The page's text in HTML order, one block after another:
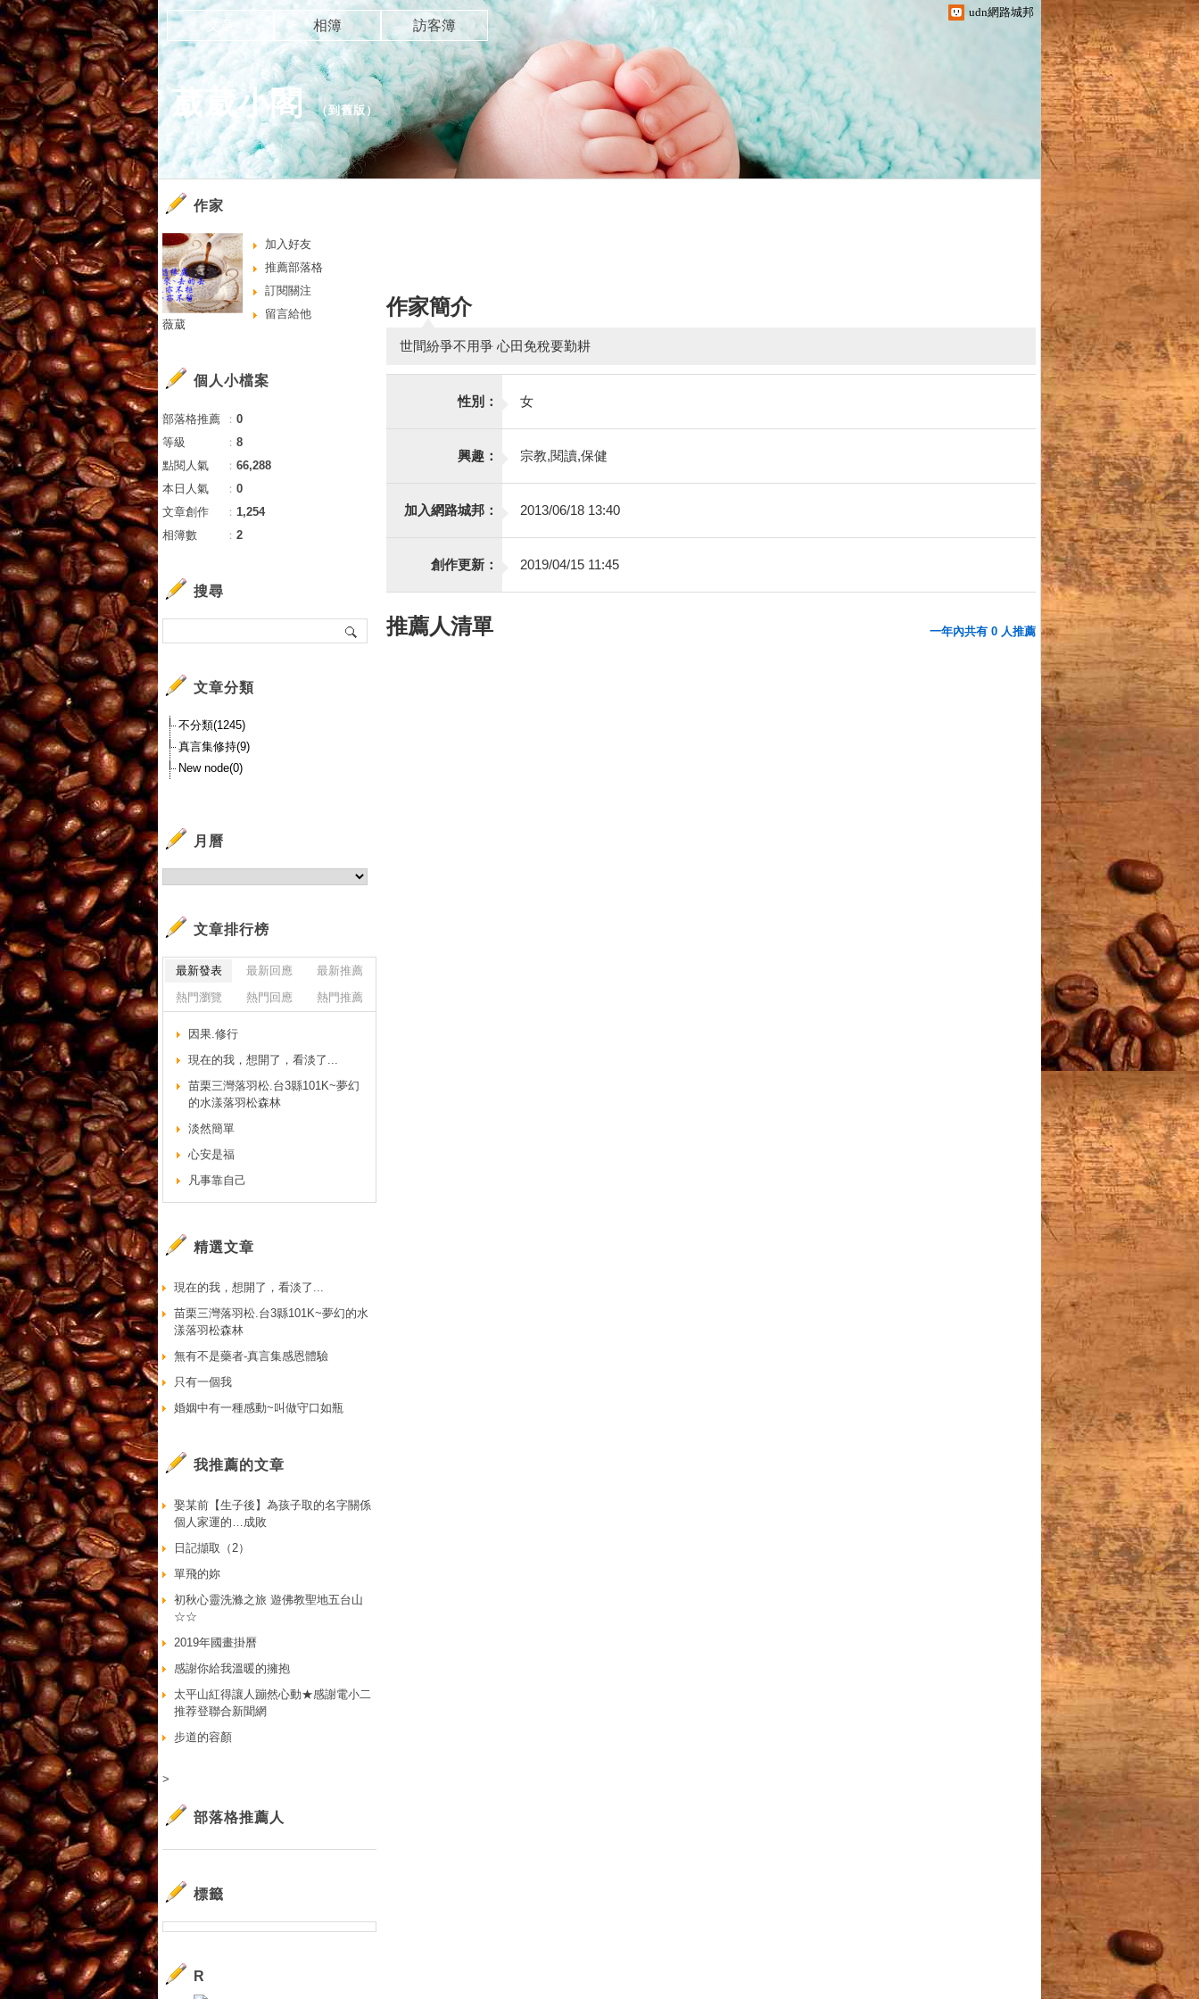
udn網路城邦
葳葳小閣（到舊版）
文章 相簿 訪客簿
作家簡介
世間紛爭不用爭 心田免稅要勤耕
性別： 女
興趣： 宗教,閱讀,保健
加入網路城邦： 2013/06/18 13:40
創作更新： 2019/04/15 11:45
推薦人清單 一年內共有 0 人推薦
作家
加入好友
推薦部落格
訂閱關注
留言給他
薇葳
個人小檔案
部落格推薦 ： 0
等級
： 8
點閱人氣
： 66,288
本日人氣
： 0
文章創作
： 1,254
相簿數
： 2
搜尋
文章分類
不分類(1245)
真言集修持(9)
New node(0)
月曆
文章排行榜
最新發表 最新回應
最新推薦
熱門瀏覽
熱門回應 熱門推薦
因果.修行
現在的我，想開了，看淡了...
苗栗三灣落羽松.台3縣101K~夢幻
的水漾落羽松森林
淡然簡單
心安是福
凡事靠自己
精選文章
現在的我，想開了，看淡了...
苗栗三灣落羽松.台3縣101K~夢幻的水
漾落羽松森林
無有不是藥者-真言集感恩體驗
只有一個我
婚姻中有一種感動~叫做守口如瓶
我推薦的文章
娶某前【生子後】為孩子取的名字關係
個人家運的…成敗
日記擷取（2）
單飛的妳
初秋心靈洗滌之旅 遊佛教聖地五台山
☆☆
2019年國畫掛曆
感謝你給我溫暖的擁抱
太平山紅得讓人蹦然心動★感謝電小二
推荐登聯合新聞網
步道的容顏
>
部落格推薦人
標籤
R